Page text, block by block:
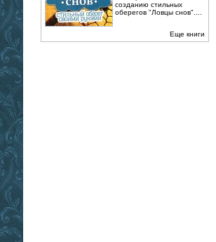
созданию стильных
оберегов "Ловцы снов"....
Еще книги